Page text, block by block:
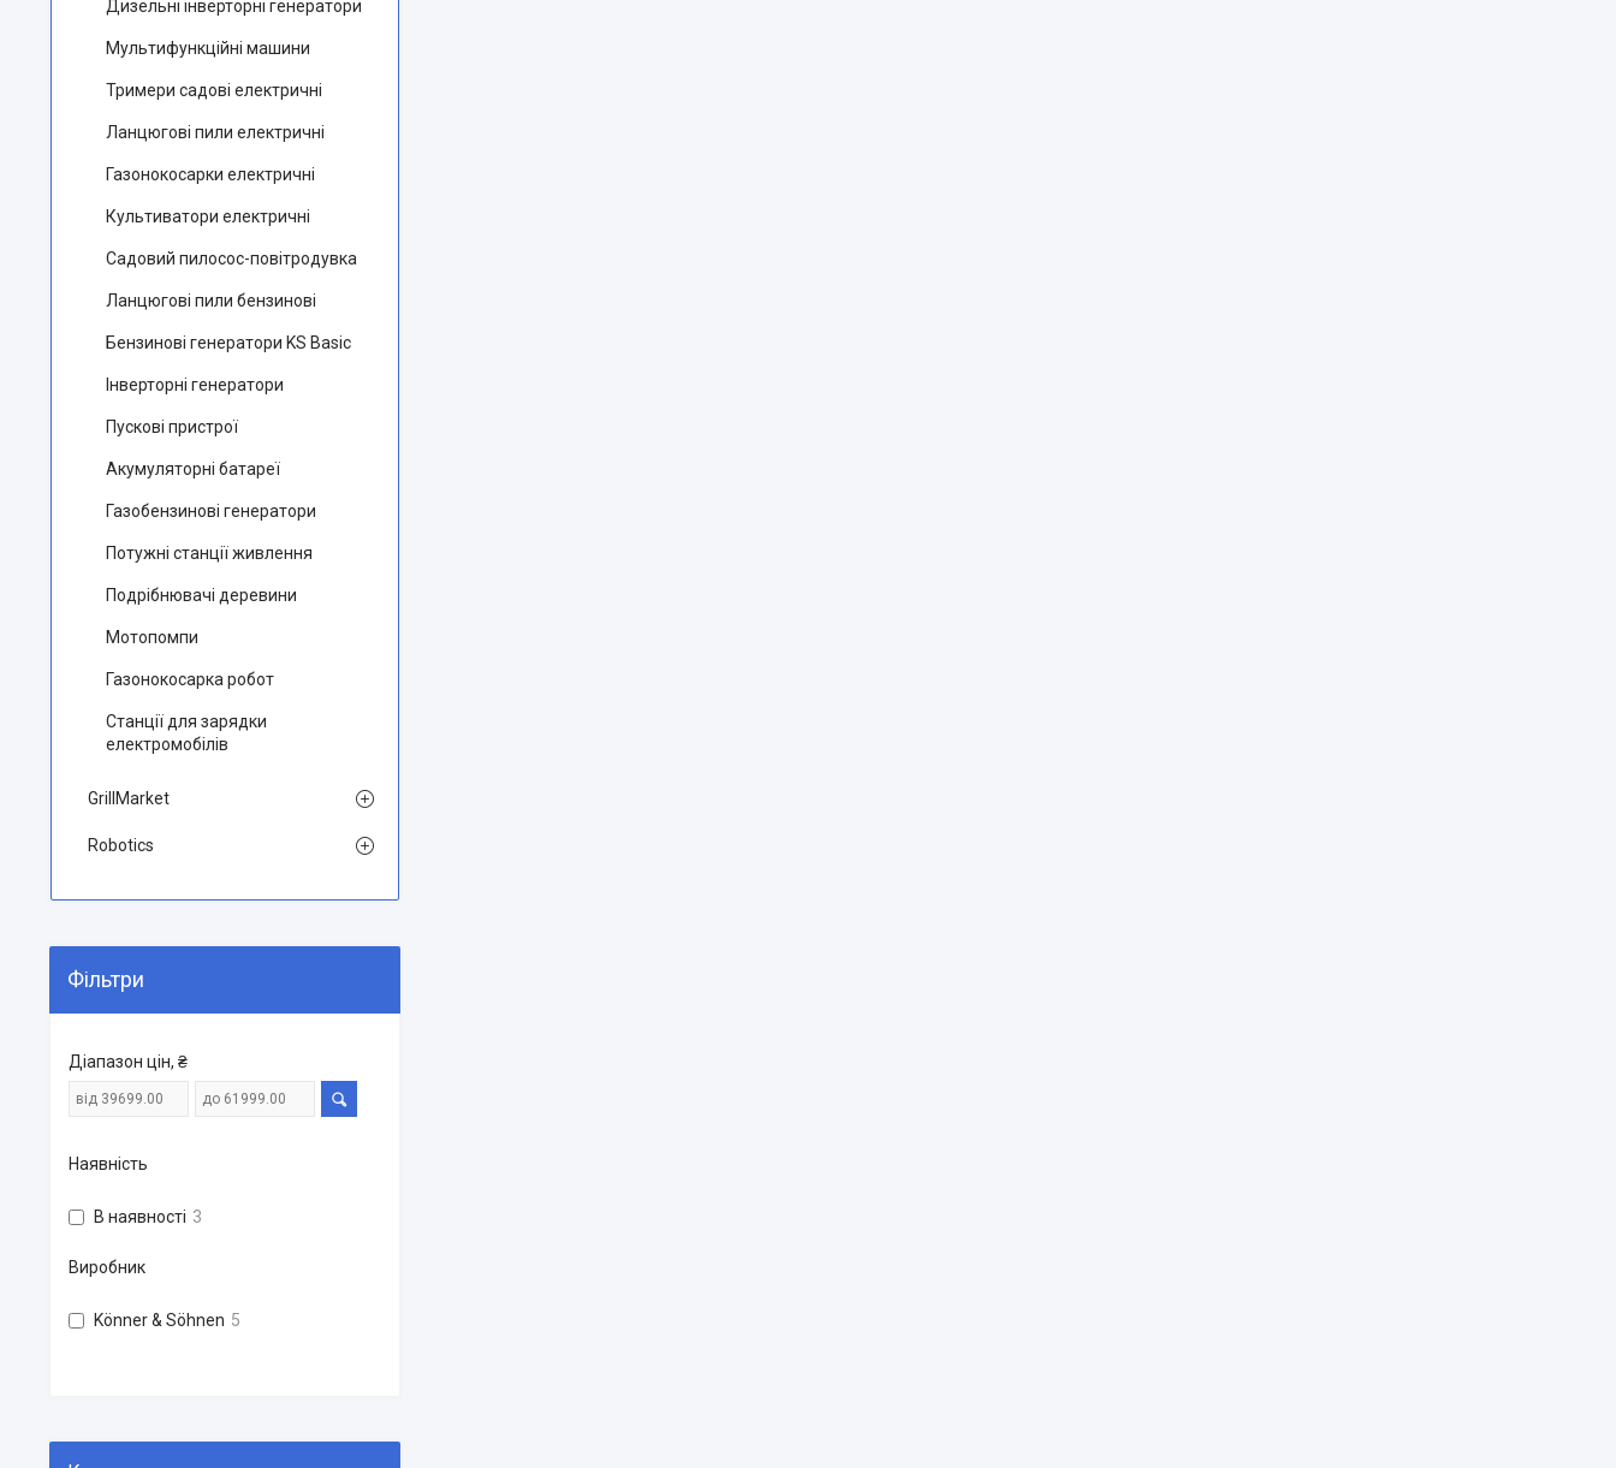
Дизельні інверторні генератори
Мультифункційні машини
Тримери садові електричні
Ланцюгові пили електричні
Газонокосарки електричні
Культиватори електричні
Садовий пилосос-повітродувка
Ланцюгові пили бензинові
Бензинові генератори KS Basic
Інверторні генератори
Пускові пристрої
Aкумуляторні батареї
Газобензинові генератори
Потужні станції живлення
Подрібнювачі деревини
Мотопомпи
Газонокосарка робот
Станції для зарядки
електромобілів
GrillMarket
Robotics
Фільтри
Діапазон цін, ₴
Наявність
В наявності 3
Виробник
Könner & Söhnen 5